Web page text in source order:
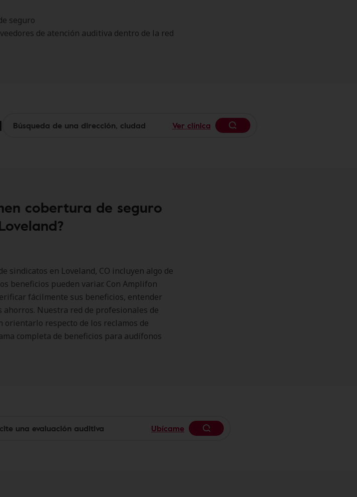
seguro
de atención auditiva dentro de la red
Begin typing to search,
Ver clínica
cobertura de seguro
sindicatos en Loveland, CO incluyen algo de
beneficios pueden variar. Con Amplifon
fácilmente sus beneficios, entender
Nuestra red de profesionales de
orientarlo respecto de los reclamos de
completa de beneficios para audífonos
Ubícame